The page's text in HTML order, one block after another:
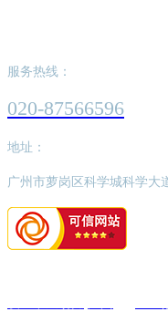
服务热线：
020-87566596
地址：
广州市萝岗区科学城科学大